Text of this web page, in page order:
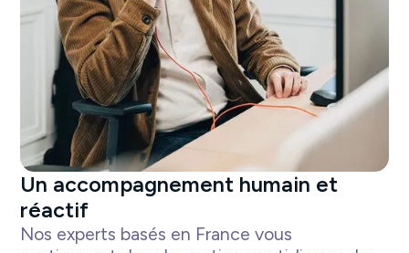
Un accompagnement humain et
réactif
Nos experts basés en France vous